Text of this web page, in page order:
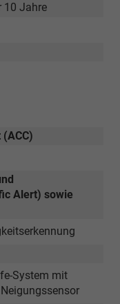
10 Jahre
Alert) sowie
System mit